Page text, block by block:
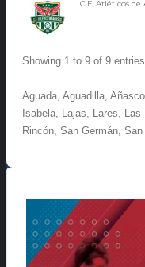
C.F. Atléticos de
Showing 1 to 9 of 9 entries
Aguada, Aguadilla,
Isabela, Lajas, Lares,
Rincón, San Germán,